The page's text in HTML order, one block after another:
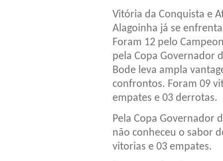
Vitória da Conquista e
Alagoinha já se
Foram 12 pelo
pela Copa Governador
Bode leva ampla
confrontos. Foram 09
empates e 03 derrotas.
Pela Copa Governador
não conheceu o sabor
vitorias e 03 empates.